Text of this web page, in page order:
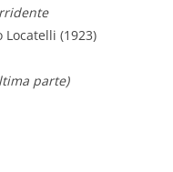
(1923)
parte)